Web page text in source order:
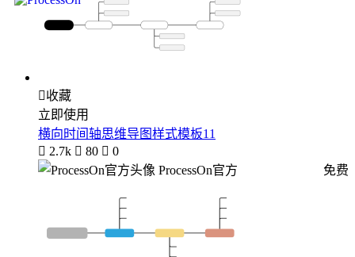
收藏
立即使用
横向时间轴思维导图样式模板11
 2.7k  80  0
ProcessOn官方
免费